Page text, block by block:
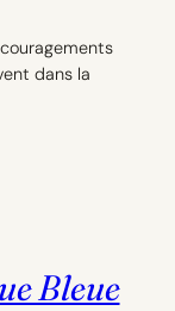
dans la
Bleue